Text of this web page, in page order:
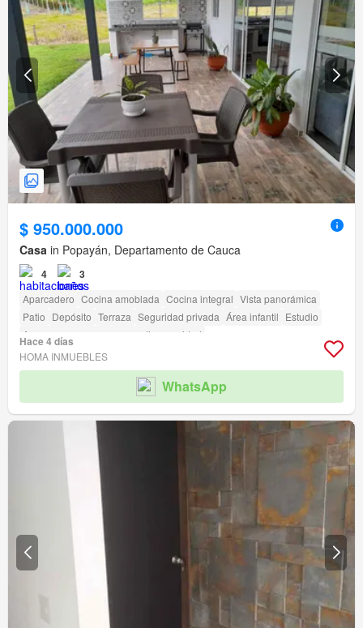
$ 950.000.000
Casa in Popayán, Departamento de Cauca
4 3
Aparcadero Cocina amoblada Cocina integral Vista panorámica
Patio Depósito Terraza Seguridad privada Área infantil Estudio
Acceso para personas con discapacidad
Hace 4 días
HOMA INMUEBLES
WhatsApp